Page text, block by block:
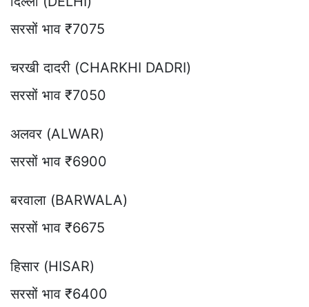
सरसों भाव ₹7075
चरखी दादरी (CHARKHI DADRI)
सरसों भाव ₹7050
अलवर (ALWAR)
सरसों भाव ₹6900
बरवाला (BARWALA)
सरसों भाव ₹6675
हिसार (HISAR)
सरसों भाव ₹6400